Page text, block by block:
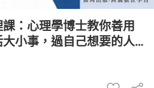
：心理學博士教你善用
小事，過自己想要的人